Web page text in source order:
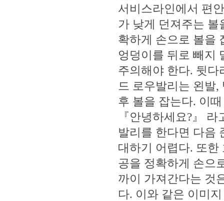
서비스라인에서 편
가 낮게 던져주는
확하게 손으로 볼을
엉덩이를 뒤로 빼지
주의해야 한다. 뒷다
드 로우발리는 왼발
후 볼을 잡는다. 이
『안녕하세요?』
발리를 한다면 다음
대하기 어렵다. 또한
공을 정확하게 손으
까이 가져간다는 것
다. 이와 같은 이미